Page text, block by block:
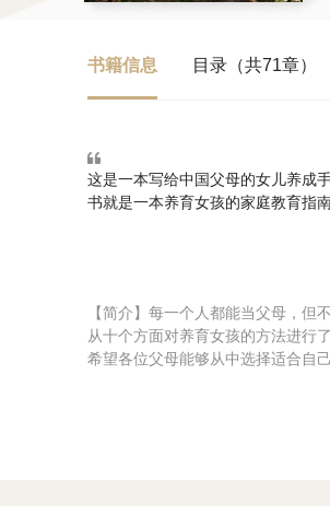
书籍信息 目录（共71章）
这是一本写给中国父母的女儿养成
书就是一本养育女孩的家庭教育指南
【简介】每一个人都能当父母，
从十个方面对养育女孩的方法进行
希望各位父母能够从中选择适合自